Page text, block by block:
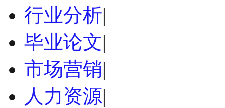
行业分析|
毕业论文|
市场营销|
人力资源|